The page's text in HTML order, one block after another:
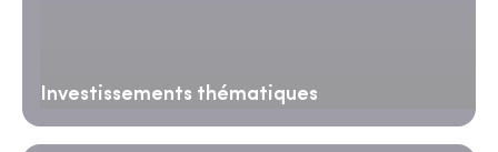
Investissements thématiques